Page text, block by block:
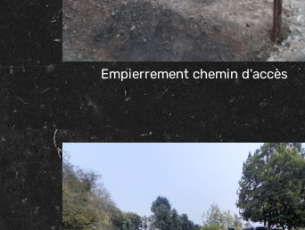
Empierrement chemin d'accès